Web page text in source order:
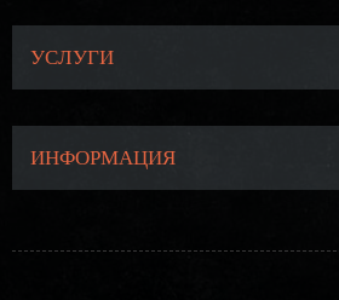
УСЛУГИ
ИНФОРМАЦИЯ